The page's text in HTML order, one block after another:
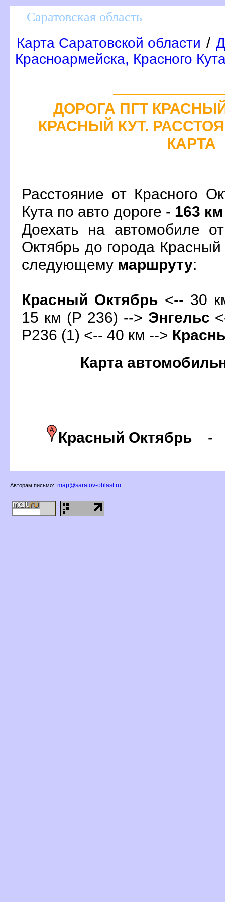
Саратовская область
Карта Саратовской области /
Красноармейска, Красного
ДОРОГА ПГТ
КРАСНЫЙ КУТ.
КАРТА
Расстояние от Красного
Кута по авто дороге - 163 км
Доехать на автомобиле
Октябрь до города
следующему маршруту:
Красный Октябрь <-- 30
15 км (Р 236) --> Энгельс
Р236 (1) <-- 40 км -->
Карта
Красный Октябрь
Авторам письмо: map@saratov-oblast.ru